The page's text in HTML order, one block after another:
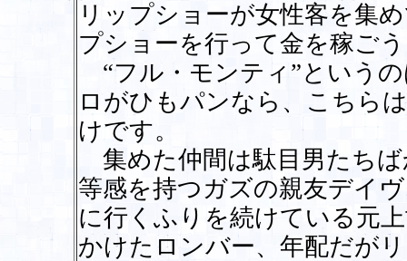
リップショーが女性客を集
プショーを行って金を稼ご
“フル・モンティ”という
ロがひもパンなら、こちら
けです。
集めた仲間は駄目男たち
等感を持つガズの親友デイ
に行くふりを続けている元
かけたロンバー、年配だが